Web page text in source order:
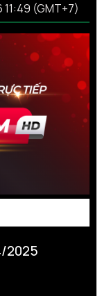
(GMT+7)
2025